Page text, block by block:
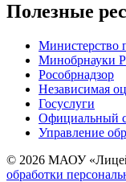
Полезные
Министерство
Минобрнауки
Рособрнадзор
Независимая
Госуслуги
Официальный
Управление
© 2026 МАОУ
обработки